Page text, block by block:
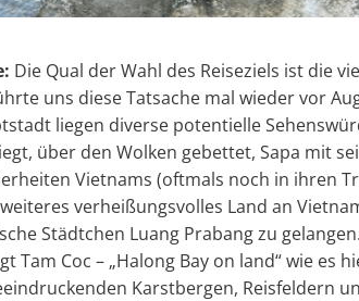
Die Qual der Wahl des Reiseziels ist die
uns diese Tatsache mal wieder vor
liegen diverse potentielle
über den Wolken gebettet, Sapa mit
Vietnams (oftmals noch in ihren
verheißungsvolles Land an
Städtchen Luang Prabang zu
Tam Coc ­– „Halong Bay on land“ wie
Karstbergen, Reisfeldern